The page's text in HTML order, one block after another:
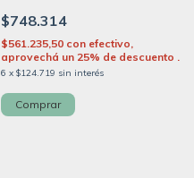
$748.314
6 x $124.719 sin interés
$561.235,50 con efectivo,
aprovechá un 25% de descuento .